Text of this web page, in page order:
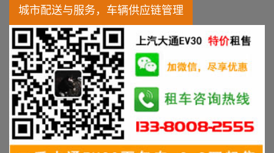
城市配送与服务，车辆供应链管理